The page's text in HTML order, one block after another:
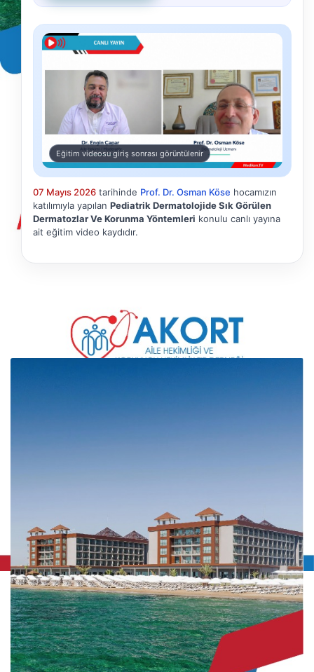
Eğitim videosu giriş sonrası görüntülenir
07 Mayıs 2026 tarihinde Prof. Dr. Osman Köse hocamızın
katılımıyla yapılan Pediatrik Dermatolojide Sık Görülen
Dermatozlar Ve Korunma Yöntemleri konulu canlı yayına
ait eğitim video kaydıdır.